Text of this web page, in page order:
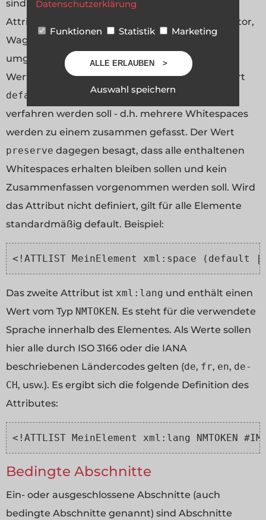
sind xml:spaceundxml:lang
Attribut beschreibt, wie mit Whitspaces (Tabulator,
Wagenrücklauf, Zeilenvorschub, Leerzeichen)
umgegangen werden soll. Es sollte als mögliche
Werte
defaultundpreserveerhalten. Der Wert
default
besagt, dass mit Whitespaces
verfahren werden soll - d.h. mehrere Whitespaces
werden zu einem zusammen gefasst. Der Wert
preserve dagegen besagt, dass alle enthaltenen
Whitespaces erhalten bleiben sollen und kein
Zusammenfassen vorgenommen werden soll. Wird
das Attribut nicht definiert, gilt für alle Elemente
standardmäßig default. Beispiel:
<!ATTLIST MeinElement xml:space (default
Das zweite Attribut ist xml:lang und enthält einen
Wert vom Typ NMTOKEN. Es steht für die verwendete
Sprache innerhalb des Elementes. Als Werte sollen
hier alle durch ISO 3166 oder die IANA
beschriebenen Ländercodes gelten (de, fr, en, de-
CH, usw.). Es ergibt sich die folgende Definition des
Attributes:
<!ATTLIST MeinElement xml:lang NMTOKEN
Bedingte Abschnitte
Ein- oder ausgeschlossene Abschnitte (auch
bedingte Abschnitte genannt) sind Abschnitte
Datenschutzerklärung
Funktionen Statistik Marketing
ALLE ERLAUBEN
Auswahl speichern